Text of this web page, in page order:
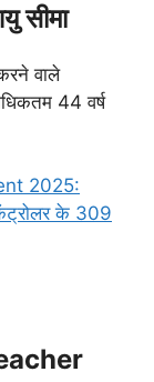
सीमा
वाले
44 वर्ष
2025:
कंट्रोलर के 309